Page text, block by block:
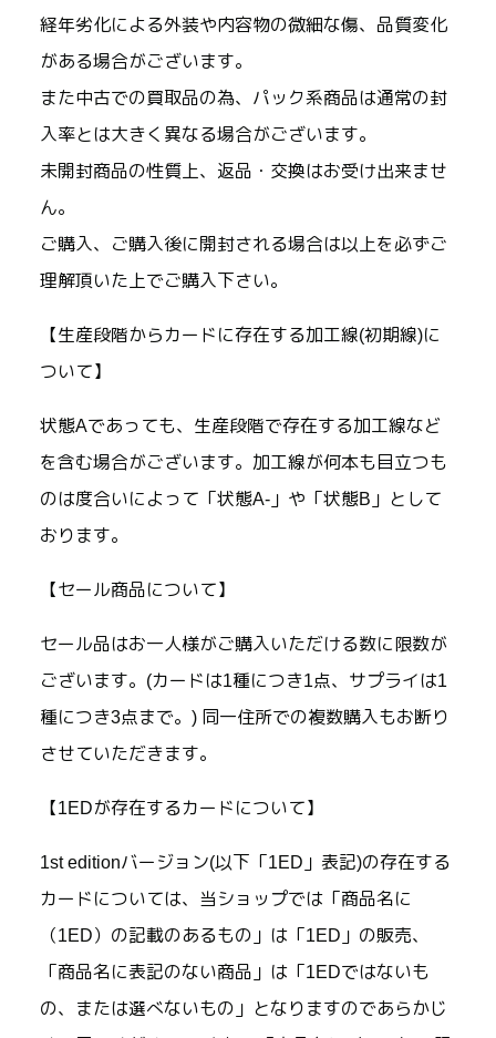
経年劣化による外装や内容物の微細な傷、品質変化
がある場合がございます。
また中古での買取品の為、パック系商品は通常の封
入率とは大きく異なる場合がございます。
未開封商品の性質上、返品・交換はお受け出来ませ
ん。
ご購入、ご購入後に開封される場合は以上を必ずご
理解頂いた上でご購入下さい。
【生産段階からカードに存在する加工線(初期線)に
ついて】
状態Aであっても、生産段階で存在する加工線など
を含む場合がございます。加工線が何本も目立つも
のは度合いによって「状態A-」や「状態B」として
おります。
【セール商品について】
セール品はお一人様がご購入いただける数に限数が
ございます。(カードは1種につき1点、サプライは1
種につき3点まで。) 同一住所での複数購入もお断り
させていただきます。
【1EDが存在するカードについて】
1st editionバージョン(以下「1ED」表記)の存在する
カードについては、当ショップでは「商品名に
（1ED）の記載のあるもの」は「1ED」の販売、
「商品名に表記のない商品」は「1EDではないも
の、または選べないもの」となりますのであらかじ